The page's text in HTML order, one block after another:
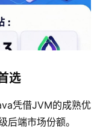
选
凭借JVM的成熟优
后端市场份额。